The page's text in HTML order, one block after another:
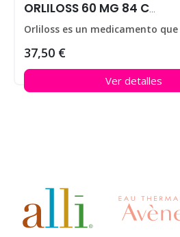
ORLILOSS 60 MG 84 CAPS
37,50 €
Ver detalles